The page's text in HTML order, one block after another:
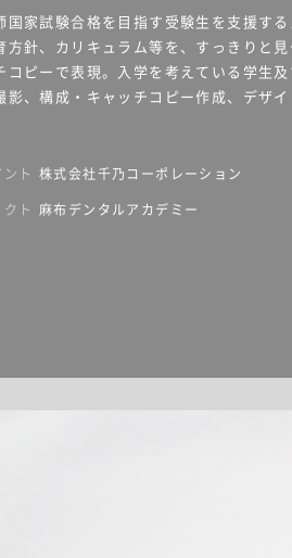
国家試験合格を目指す受験生を支援す
方針、カリキュラム等を、すっきりと
コピーで表現。入学を考えている学生
影、構成・キャッチコピー作成、デザイ
ト 株式会社千乃コーポレーション
ト 麻布デンタルアカデミー